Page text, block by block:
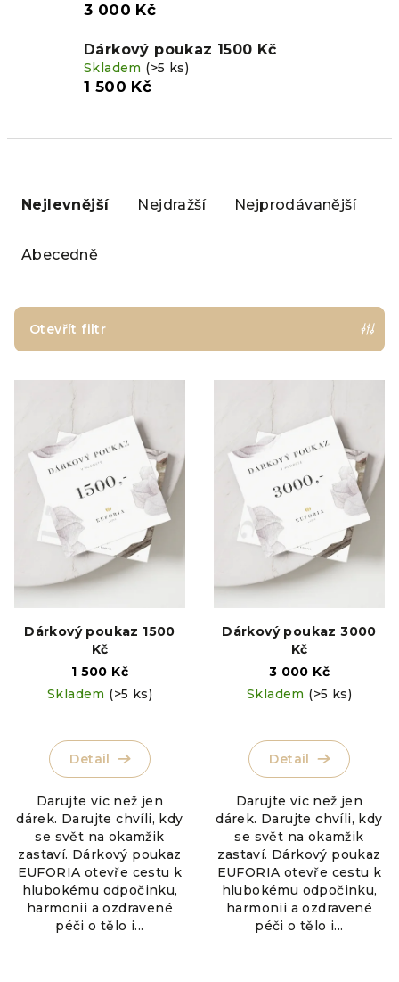
3 000 Kč
Dárkový poukaz 1500 Kč
Skladem (>5 ks)
1 500 Kč
í
r
o
Nejlevnější Nejdražší Nejprodávanější
Abecedně
Otevřít filtr
V
u
Dárkový poukaz 1500
Kč
1 500 Kč
Skladem (>5 ks)
Detail
Darujte víc než jen
dárek. Darujte chvíli, kdy
se svět na okamžik
zastaví. Dárkový poukaz
EUFORIA otevře cestu k
hlubokému odpočinku,
harmonii a ozdravené
péči o tělo i...
Dárkový poukaz 3000
Kč
3 000 Kč
Skladem (>5 ks)
Detail
Darujte víc než jen
dárek. Darujte chvíli, kdy
se svět na okamžik
zastaví. Dárkový poukaz
EUFORIA otevře cestu k
hlubokému odpočinku,
harmonii a ozdravené
péči o tělo i...